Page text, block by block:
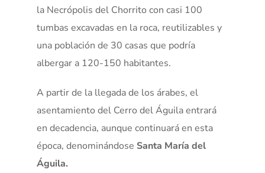
la Necrópolis del Chorrito con casi 100
tumbas excavadas en la roca, reutilizables y
una población de 30 casas que podría
albergar a 120-150 habitantes.
A partir de la llegada de los árabes, el
asentamiento del Cerro del Águila entrará
en decadencia, aunque continuará en esta
época, denominándose Santa María del
Águila.